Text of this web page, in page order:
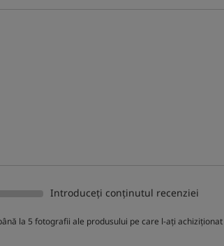
Introduceți conținutul recenziei
la 5 fotografii ale produsului pe care l-ați